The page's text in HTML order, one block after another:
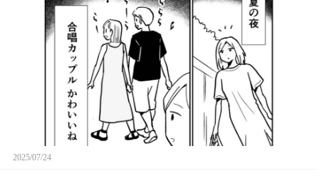
2025/07/24